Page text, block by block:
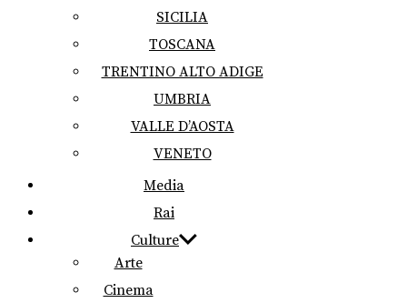
SICILIA
TOSCANA
TRENTINO ALTO ADIGE
UMBRIA
VALLE D’AOSTA
VENETO
Media
Rai
Culture
Arte
Cinema